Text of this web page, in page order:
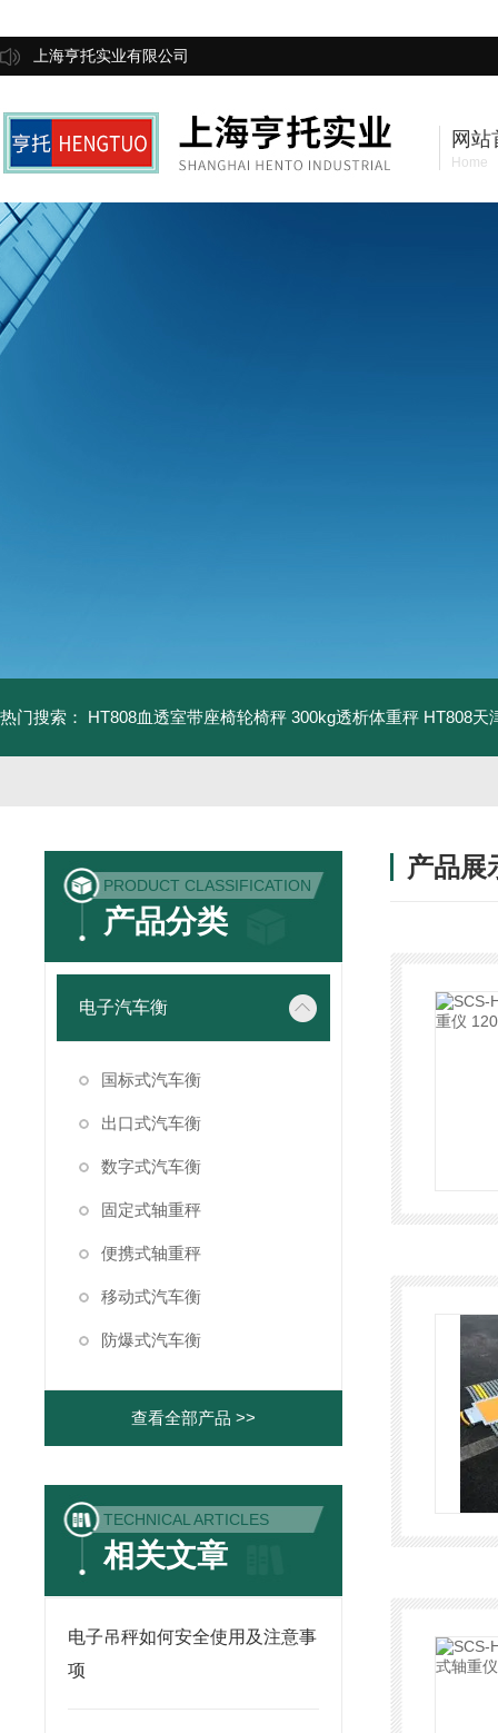
上海亨托实业有限公司
网站
Home
热门搜索： HT808血透室带座椅轮椅秤 300kg透析体重秤 HT808天
PRODUCT CLASSIFICATION
产品分类
电子汽车衡
国标式汽车衡
出口式汽车衡
数字式汽车衡
固定式轴重秤
便携式轴重秤
移动式汽车衡
防爆式汽车衡
查看全部产品 >>
TECHNICAL ARTICLES
相关文章
电子吊秤如何安全使用及注意事
项
产品展